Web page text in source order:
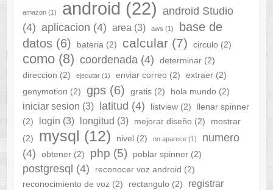
amazon(1) android (22) android Studio
(4) aplicacion (4) area (3) aws (1)
base de
datos(6) bateria (2) calcular(7) circulo (2)
como(8) coordenada(4) determinar(2)
direccion (2) ejecutar(1) enviar correo (2) extraer(2)
genymotion (2) gps(6) gratis(2) hola mundo (2)
iniciar sesion (3) latitud (4) listview(2)
llenar spinner
(2)
login (3) longitud (3) mejorar diseño (2)
mostrar
(2)
mysql (12) nivel(2) no aparece(1)
numero
(4)
obtener(2) php (5) poblar spinner(2)
postgresql (4) reconocer voz android (2)
reconocimiento de voz (2) rectangulo (2)
registrar